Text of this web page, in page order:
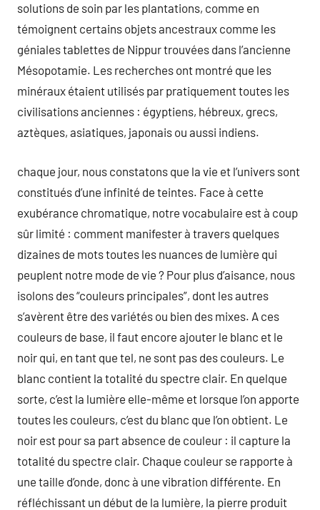
solutions de soin par les plantations, comme en
témoignent certains objets ancestraux comme les
géniales tablettes de Nippur trouvées dans l’ancienne
Mésopotamie. Les recherches ont montré que les
minéraux étaient utilisés par pratiquement toutes les
civilisations anciennes : égyptiens, hébreux, grecs,
aztèques, asiatiques, japonais ou aussi indiens.
chaque jour, nous constatons que la vie et l’univers sont
constitués d’une infinité de teintes. Face à cette
exubérance chromatique, notre vocabulaire est à coup
sûr limité : comment manifester à travers quelques
dizaines de mots toutes les nuances de lumière qui
peuplent notre mode de vie ? Pour plus d’aisance, nous
isolons des “couleurs principales”, dont les autres
s’avèrent être des variétés ou bien des mixes. A ces
couleurs de base, il faut encore ajouter le blanc et le
noir qui, en tant que tel, ne sont pas des couleurs. Le
blanc contient la totalité du spectre clair. En quelque
sorte, c’est la lumière elle-même et lorsque l’on apporte
toutes les couleurs, c’est du blanc que l’on obtient. Le
noir est pour sa part absence de couleur : il capture la
totalité du spectre clair. Chaque couleur se rapporte à
une taille d’onde, donc à une vibration différente. En
réfléchissant un début de la lumière, la pierre produit